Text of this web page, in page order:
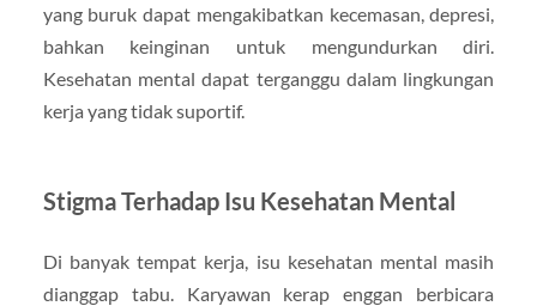
yang buruk dapat mengakibatkan kecemasan, depresi,
bahkan keinginan untuk mengundurkan diri.
Kesehatan mental dapat terganggu dalam lingkungan
kerja yang tidak suportif.
Stigma Terhadap Isu Kesehatan Mental
Di banyak tempat kerja, isu kesehatan mental masih
dianggap tabu. Karyawan kerap enggan berbicara